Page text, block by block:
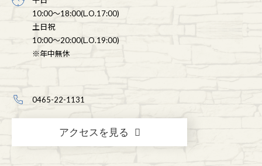
10:00～18:00(L.O.17:00)
土日祝
10:00～20:00(L.O.19:00)
※年中無休
0465-22-1131
アクセスを見る